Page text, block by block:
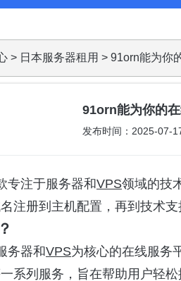
> 日本服务器租用 > 91orn能为你
91orn能为你的
发布时间：2025-07-
专注于服务器和VPS领域的技
注册到主机配置，再到技术
务器和VPS为核心的在线服务
系列服务，旨在帮助用户轻松